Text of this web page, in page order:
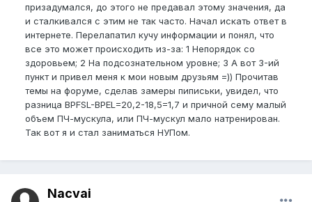
призадумался, до этого не предавал этому значения, да
и сталкивался с этим не так часто. Начал искать ответ в
интернете. Перелапатил кучу информации и понял, что
все это может происходить из-за: 1 Непорядок со
здоровьем; 2 На подсознательном уровне; 3 А вот 3-ий
пункт и привел меня к мои новым друзьям =)) Прочитав
темы на форуме, сделав замеры пиписьки, увидел, что
разница BPFSL-BPEL=20,2-18,5=1,7 и причной сему малый
объем ПЧ-мускула, или ПЧ-мускул мало натренирован.
Так вот я и стал заниматься НУПом.
Nacvai